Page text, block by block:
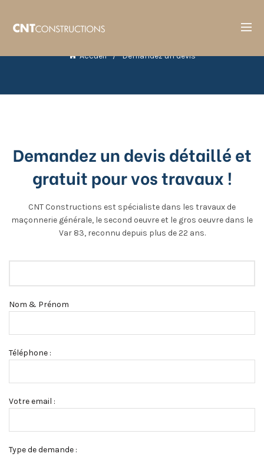
Accueil Demandez un devis
Demandez un devis détaillé et
gratuit pour vos travaux !
CNT Constructions est spécialiste dans les travaux de
maçonnerie générale, le second oeuvre et le gros oeuvre dans le
Var 83, reconnu depuis plus de 22 ans.
Nom & Prénom
Téléphone :
Votre email :
Type de demande :